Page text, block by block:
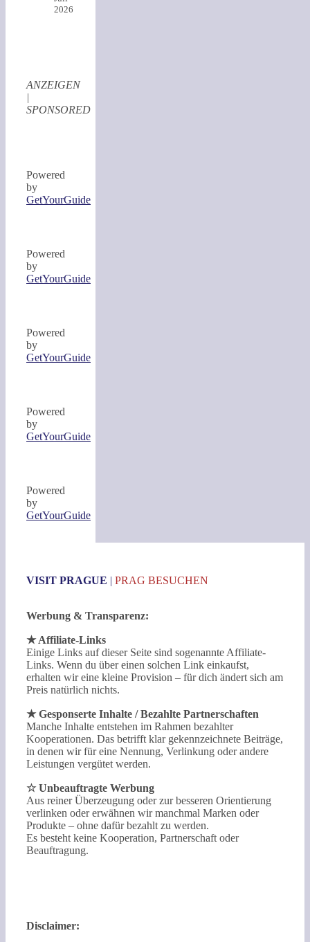
2026
ANZEIGEN
|
SPONSORED
Powered
by
GetYourGuide
Powered
by
GetYourGuide
Powered
by
GetYourGuide
Powered
by
GetYourGuide
Powered
by
GetYourGuide
VISIT PRAGUE | PRAG BESUCHEN
Werbung & Transparenz:
★ Affiliate-Links
Einige Links auf dieser Seite sind sogenannte Affiliate-
Links. Wenn du über einen solchen Link einkaufst,
erhalten wir eine kleine Provision – für dich ändert sich am
Preis natürlich nichts.
★ Gesponserte Inhalte / Bezahlte Partnerschaften
Manche Inhalte entstehen im Rahmen bezahlter
Kooperationen. Das betrifft klar gekennzeichnete Beiträge,
in denen wir für eine Nennung, Verlinkung oder andere
Leistungen vergütet werden.
☆ Unbeauftragte Werbung
Aus reiner Überzeugung oder zur besseren Orientierung
verlinken oder erwähnen wir manchmal Marken oder
Produkte – ohne dafür bezahlt zu werden.
Es besteht keine Kooperation, Partnerschaft oder
Beauftragung.
Disclaimer: